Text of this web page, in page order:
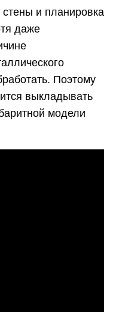
стены и планировка
даже
Поэтому
выкладывать
модели